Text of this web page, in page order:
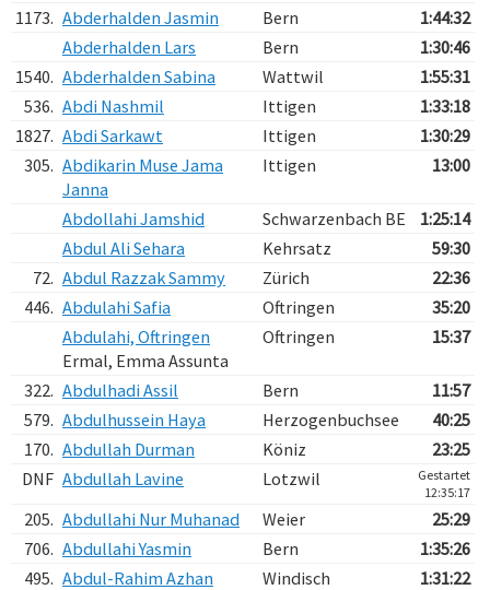
1173. Abderhalden Jasmin Bern
1:44:32
Abderhalden Lars
Bern
1:30:46
1540. Abderhalden Sabina Wattwil
1:55:31
536. Abdi Nashmil Ittigen
1:33:18
1827. Abdi Sarkawt Ittigen
1:30:29
305. Abdikarin Muse Jama
Janna
Ittigen 13:00
Abdollahi Jamshid Schwarzenbach BE
1:25:14
Abdul Ali Sehara
Kehrsatz
59:30
72. Abdul Razzak Sammy Zürich
22:36
446. Abdulahi Safia Oftringen
35:20
Abdulahi, Oftringen
Ermal, Emma Assunta
Oftringen 15:37
322. Abdulhadi Assil Bern
11:57
579. Abdulhussein Haya Herzogenbuchsee
40:25
170. Abdullah Durman Köniz
23:25
DNF Abdullah Lavine Lotzwil
Gestartet
12:35:17
205. Abdullahi Nur Muhanad Weier
25:29
706. Abdullahi Yasmin Bern
1:35:26
495. Abdul-Rahim Azhan Windisch
1:31:22